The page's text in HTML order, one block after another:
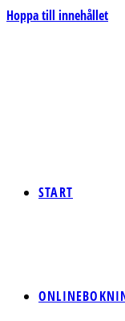
Hoppa till innehållet
START